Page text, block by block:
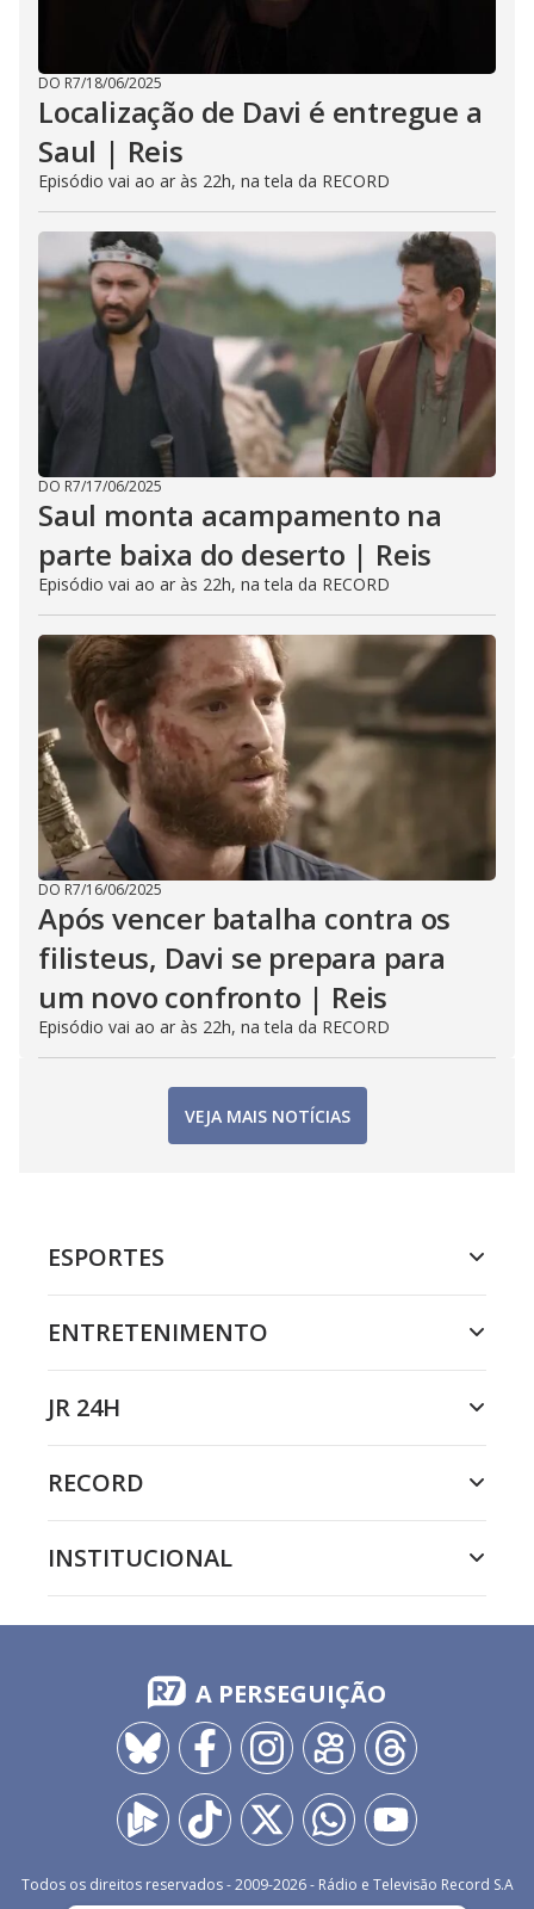
DO R7/18/06/2025
Localização de Davi é entregue a
Saul | Reis
Episódio vai ao ar às 22h, na tela da RECORD
DO R7/17/06/2025
Saul monta acampamento na
parte baixa do deserto | Reis
Episódio vai ao ar às 22h, na tela da RECORD
DO R7/16/06/2025
Após vencer batalha contra os
filisteus, Davi se prepara para
um novo confronto | Reis
Episódio vai ao ar às 22h, na tela da RECORD
VEJA MAIS NOTÍCIAS
ESPORTES
ENTRETENIMENTO
JR 24H
RECORD
INSTITUCIONAL
A PERSEGUIÇÃO
Todos os direitos reservados - 2009-2026- Rádio e Televisão Record S.A